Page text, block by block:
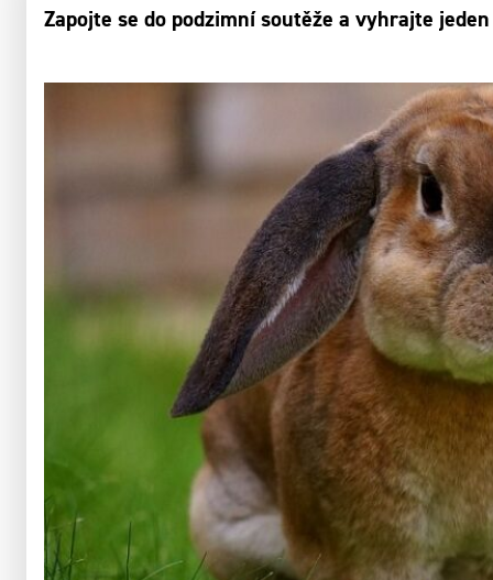
Zapojte se do podzimní soutěže a vyhrajte